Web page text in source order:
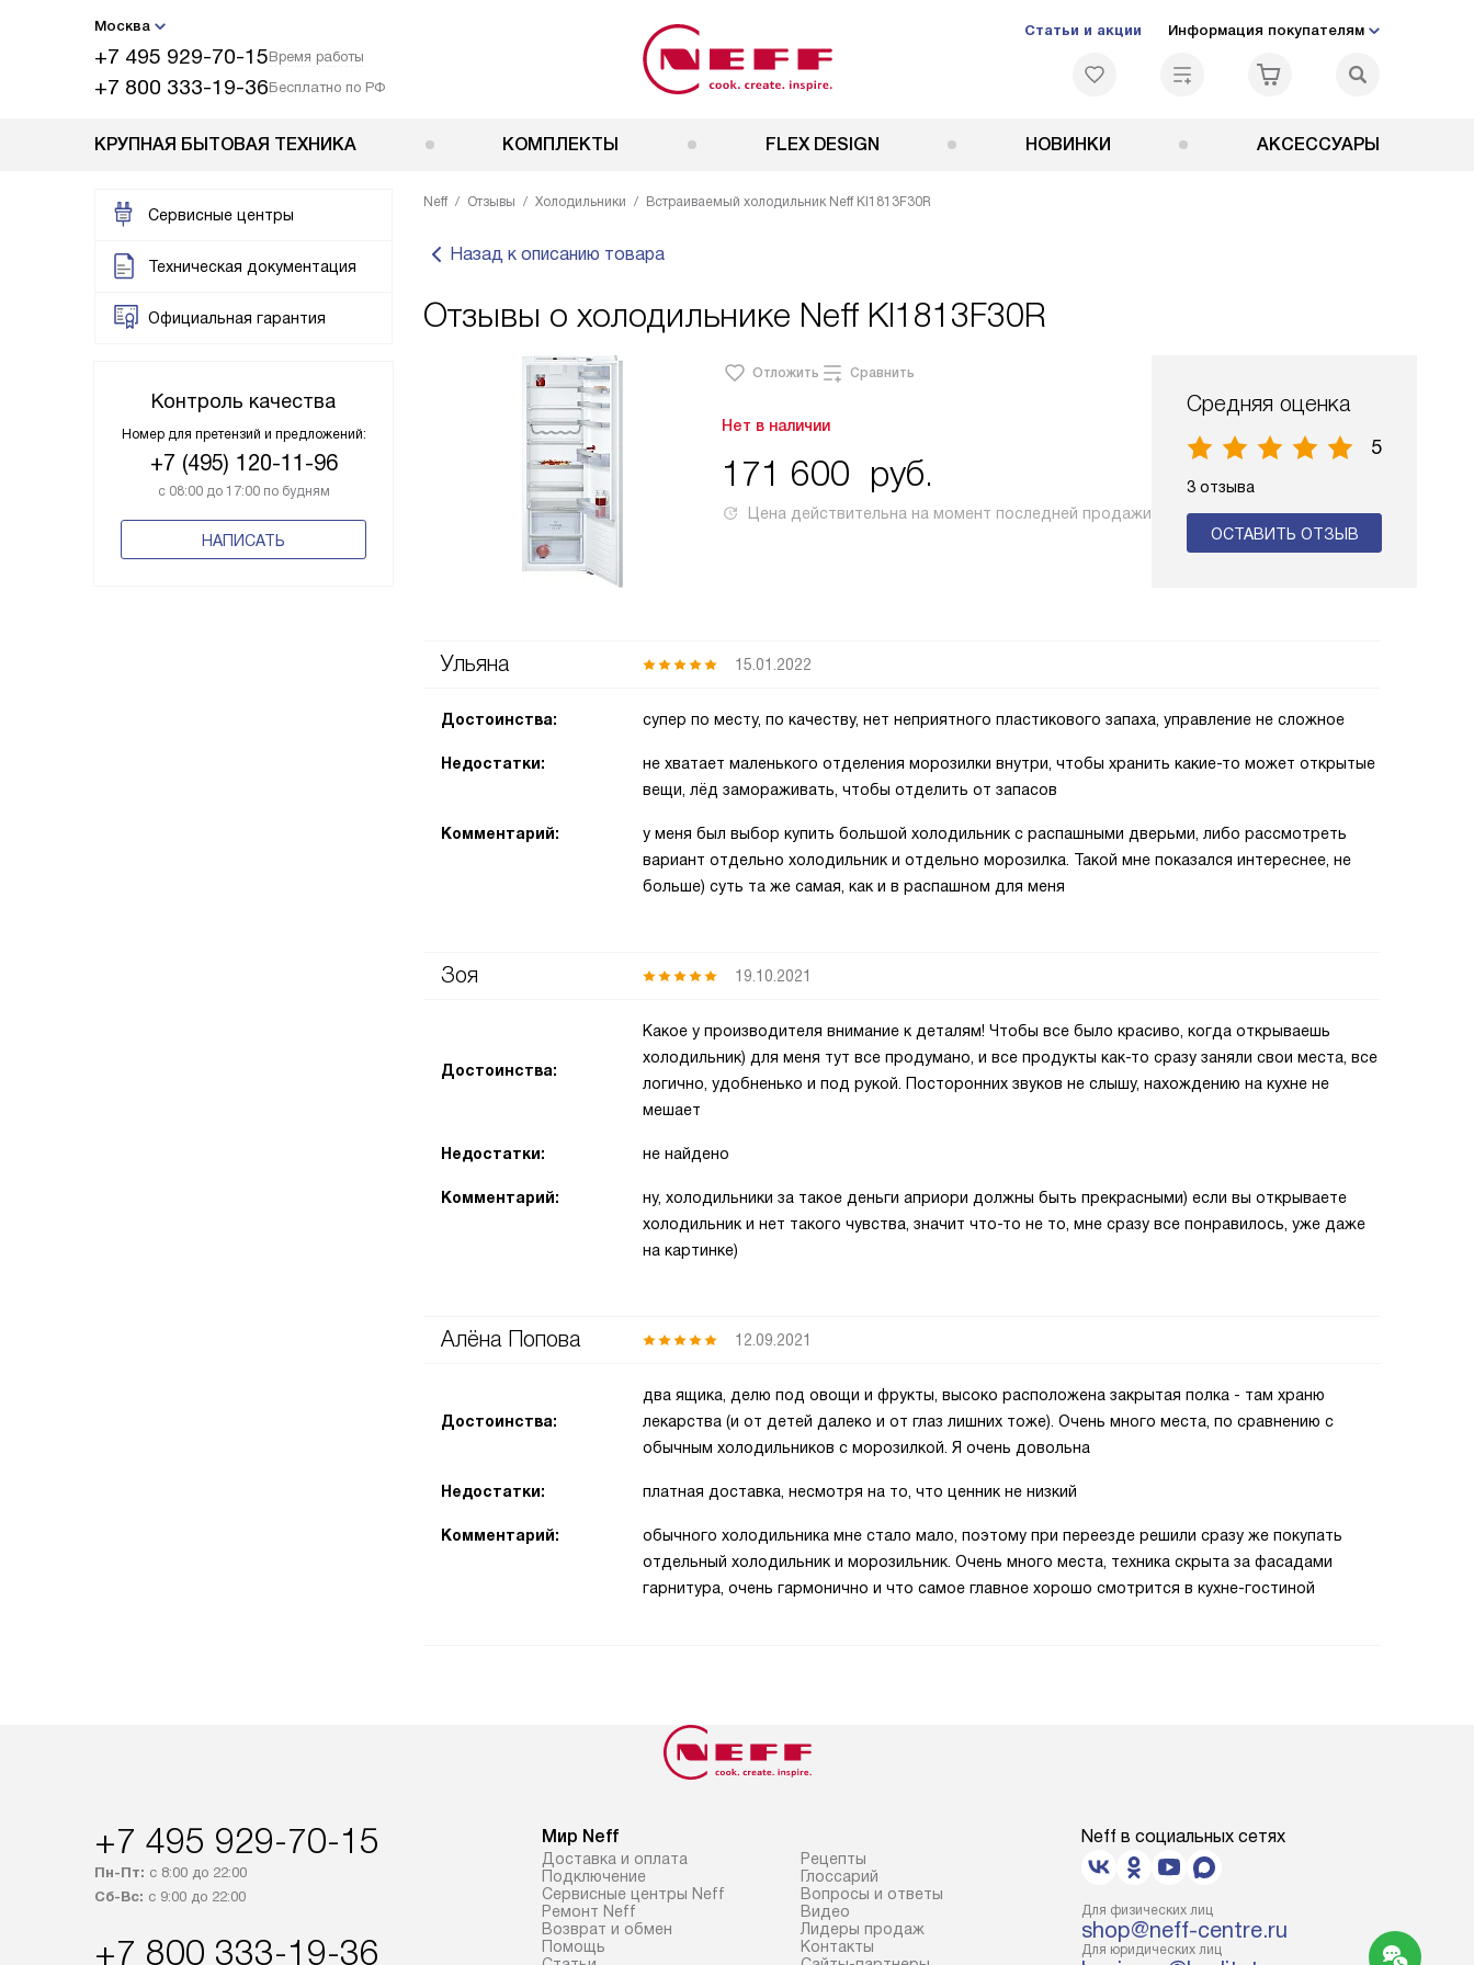
Москва
+7 495 929-70-15Время работы
+7 800 333-19-36Бесплатно по РФ
Статьи и акции Информация покупателям
КРУПНАЯ БЫТОВАЯ ТЕХНИКА КОМПЛЕКТЫ FLEX DESIGN НОВИНКИ АКСЕССУАРЫ
Сервисные центры
Техническая документация
Официальная гарантия
Контроль качества
Номер для претензий и предложений:
+7 (495) 120-11-96
с 08:00 до 17:00 по будням
НАПИСАТЬ
Neff Отзывы Холодильники Встраиваемый холодильник Neff KI1813F30R
Назад к описанию товара
Отзывы о холодильнике Neff KI1813F30R
Отложить Сравнить
Нет в наличии
171 600 руб.
Цена действительна на момент последней продажи
Средняя оценка
5
3 отзыва
ОСТАВИТЬ ОТЗЫВ
Ульяна 15.01.2022
Достоинства: супер по месту, по качеству, нет неприятного пластикового запаха, управление не сложное
Недостатки:
не хватает маленького отделения морозилки внутри, чтобы хранить какие-то может открытые
вещи, лёд замораживать, чтобы отделить от запасов
Комментарий:
у меня был выбор купить большой холодильник с распашными дверьми, либо рассмотреть
вариант отдельно холодильник и отдельно морозилка. Такой мне показался интереснее, не
больше) суть та же самая, как и в распашном для меня
Зоя 19.10.2021
Достоинства:
Какое у производителя внимание к деталям! Чтобы все было красиво, когда открываешь
холодильник) для меня тут все продумано, и все продукты как-то сразу заняли свои места, все
логично, удобненько и под рукой. Посторонних звуков не слышу, нахождению на кухне не
мешает
Недостатки: не найдено
Комментарий:
ну, холодильники за такое деньги априори должны быть прекрасными) если вы открываете
холодильник и нет такого чувства, значит что-то не то, мне сразу все понравилось, уже даже
на картинке)
Алёна Попова 12.09.2021
Достоинства:
два ящика, делю под овощи и фрукты, высоко расположена закрытая полка - там храню
лекарства (и от детей далеко и от глаз лишних тоже). Очень много места, по сравнению с
обычным холодильников с морозилкой. Я очень довольна
Недостатки: платная доставка, несмотря на то, что ценник не низкий
Комментарий:
обычного холодильника мне стало мало, поэтому при переезде решили сразу же покупать
отдельный холодильник и морозильник. Очень много места, техника скрыта за фасадами
гарнитура, очень гармонично и что самое главное хорошо смотрится в кухне-гостиной
+7 495 929-70-15
Пн-Пт: с 8:00 до 22:00
Сб-Вс: с 9:00 до 22:00
+7 800 333-19-36
Мир Neff
Доставка и оплата
Подключение
Сервисные центры Neff
Ремонт Neff
Возврат и обмен
Помощь
Рецепты
Глоссарий
Вопросы и ответы
Видео
Лидеры продаж
Контакты
Neff в социальных сетях
Для физических лиц
shop@neff-centre.ru
Для юридических лиц